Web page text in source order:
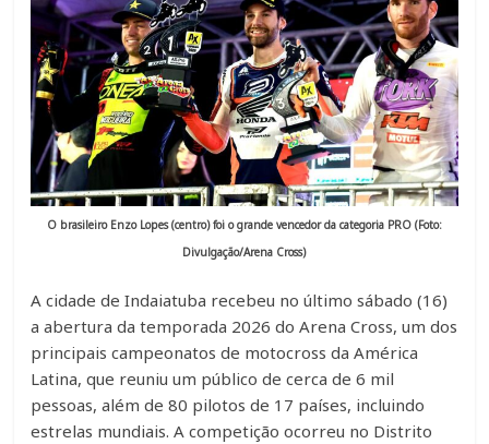
O brasileiro Enzo Lopes (centro) foi o grande vencedor da categoria PRO (Foto:
Divulgação/Arena Cross)
A cidade de Indaiatuba recebeu no último sábado (16)
a abertura da temporada 2026 do Arena Cross, um dos
principais campeonatos de motocross da América
Latina, que reuniu um público de cerca de 6 mil
pessoas, além de 80 pilotos de 17 países, incluindo
estrelas mundiais. A competição ocorreu no Distrito